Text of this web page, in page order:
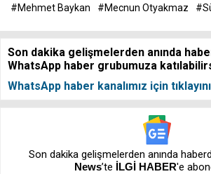
#Mehmet Baykan
#Mecnun Otyakmaz
Son dakika gelişmelerden anında
WhatsApp haber grubumuza
WhatsApp haber kanalımız için
Son dakika gelişmelerden anında
News’te İLGİ HABER'e